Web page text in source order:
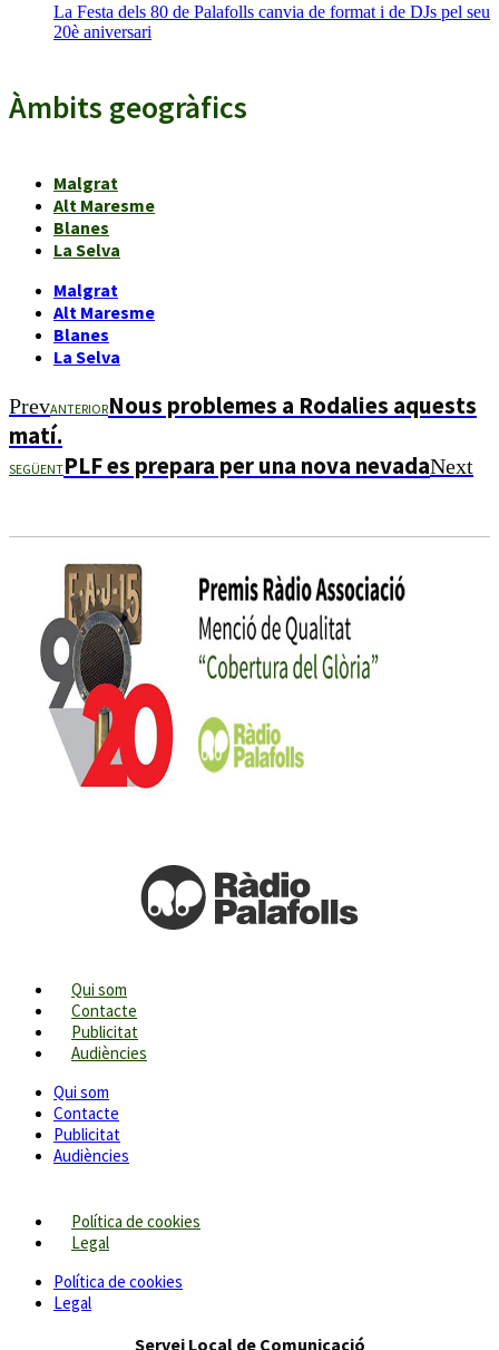
La Festa dels 80 de Palafolls canvia de format i de DJs pel seu
20è aniversari
Àmbits geogràfics
Malgrat
Alt Maresme
Blanes
La Selva
Malgrat
Alt Maresme
Blanes
La Selva
PrevANTERIORNous problemes a Rodalies aquests
matí.
SEGÜENTPLF es prepara per una nova nevadaNext
Qui som
Contacte
Publicitat
Audiències
Qui som
Contacte
Publicitat
Audiències
Política de cookies
Legal
Política de cookies
Legal
Servei Local de Comunicació